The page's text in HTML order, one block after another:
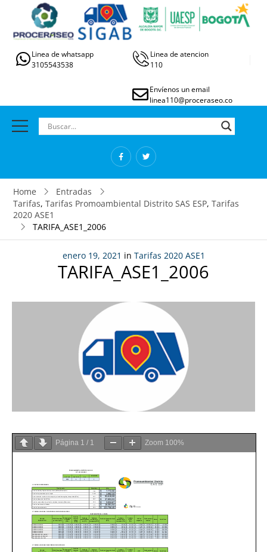
Linea de whatsapp
3105543538
Linea de atencion
110
Envíenos un email
linea110@proceraseo.co
Home
Entradas
Tarifas, Tarifas Promoambiental Distrito SAS ESP, Tarifas
2020 ASE1
TARIFA_ASE1_2006
enero 19, 2021 in Tarifas 2020 ASE1
TARIFA_ASE1_2006
Página 1 / 1 Zoom 100%